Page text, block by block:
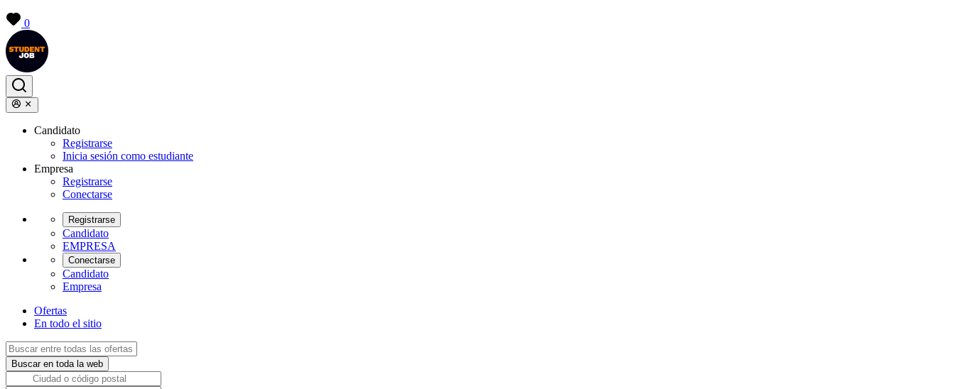
0
Candidato
Registrarse
Inicia sesión como estudiante
Empresa
Registrarse
Conectarse
Registrarse
Candidato
EMPRESA
Conectarse
Candidato
Empresa
Ofertas
En todo el sitio